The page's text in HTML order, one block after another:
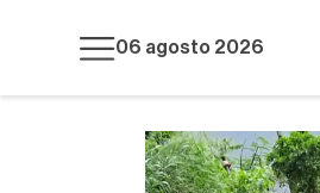
06 agosto 2026